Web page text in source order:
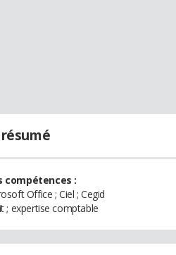
résumé
compétences :
Office ; Ciel ; Cegid
; expertise comptable